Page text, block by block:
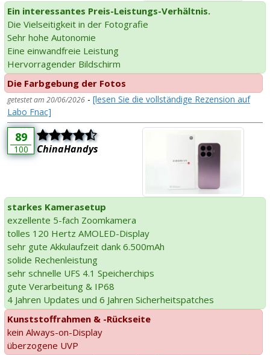
Ein interessantes Preis-Leistungs-Verhältnis.
Die Vielseitigkeit in der Fotografie
Sehr hohe Autonomie
Eine einwandfreie Leistung
Hervorragender Bildschirm
Die Farbgebung der Fotos
getestet am 20/06/2026 - [lesen Sie die vollständige Rezension auf
Labo Fnac]
89
100 ChinaHandys
starkes Kamerasetup
exzellente 5-fach Zoomkamera
tolles 120 Hertz AMOLED-Display
sehr gute Akkulaufzeit dank 6.500mAh
solide Rechenleistung
sehr schnelle UFS 4.1 Speicherchips
gute Verarbeitung & IP68
4 Jahren Updates und 6 Jahren Sicherheitspatches
Kunststoffrahmen & -Rückseite
kein Always-on-Display
überzogene UVP